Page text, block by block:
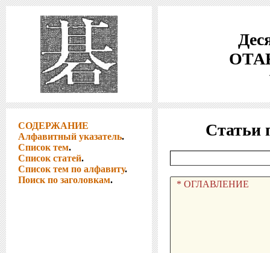
СОДЕРЖАНИЕ
Алфавитный указатель.
Список тем.
Список статей.
Список тем по алфавиту.
Поиск по заголовкам.
Статьи